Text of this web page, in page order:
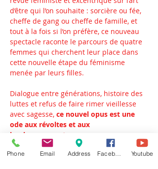
d’être qui l’on souhaite : sorcière ou fée,
cheffe de gang ou cheffe de famille, et
tout à la fois si l’on préfère, ce nouveau
spectacle raconte le parcours de quatre
femmes qui cherchent leur place dans
cette nouvelle étape du féminisme
menée par leurs filles.
Dialogue entre générations, histoire des
luttes et refus de faire rimer vieillesse
avec sagesse, ce nouvel opus est une
ode aux révoltes et aux
bouleversements.
Créé en 1994, avec 17 spectacles à son
Phone Email Address Youtube